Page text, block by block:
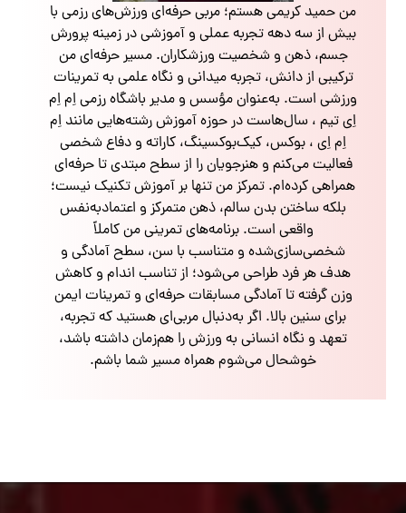
من حمید کریمی هستم؛ مربی حرفه‌ای ورزش‌های رزمی با
بیش از سه دهه تجربه عملی و آموزشی در زمینه پرورش
جسم، ذهن و شخصیت ورزشکاران. مسیر حرفه‌ای من
ترکیبی از دانش، تجربه میدانی و نگاه علمی به تمرینات
ورزشی است. به‌عنوان مؤسس و مدیر باشگاه رزمی اِم اِم
اِی تیم ، سال‌هاست در حوزه آموزش رشته‌هایی مانند اِم
اِم اِی ، بوکس، کیک‌بوکسینگ، کاراته و دفاع شخصی
فعالیت می‌کنم و هنرجویان را از سطح مبتدی تا حرفه‌ای
همراهی کرده‌ام. تمرکز من تنها بر آموزش تکنیک نیست؛
بلکه ساختن بدن سالم، ذهن متمرکز و اعتمادبه‌نفس
واقعی است. برنامه‌های تمرینی من کاملاً
شخصی‌سازی‌شده و متناسب با سن، سطح آمادگی و
هدف هر فرد طراحی می‌شود؛ از تناسب اندام و کاهش
وزن گرفته تا آمادگی مسابقات حرفه‌ای و تمرینات ایمن
برای سنین بالا. اگر به‌دنبال مربی‌ای هستید که تجربه،
تعهد و نگاه انسانی به ورزش را هم‌زمان داشته باشد،
خوشحال می‌شوم همراه مسیر شما باشم.